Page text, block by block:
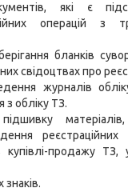
які є
операцій з
бланків
свідоцтвах про
журналів
з обліку ТЗ.
реєстраційних
купівлі-продажу ТЗ,